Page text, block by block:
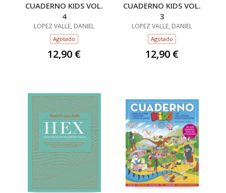
CUADERNO KIDS VOL.
4
LOPEZ VALLE, DANIEL
Agotado
12,90 €
CUADERNO KIDS VOL.
3
LOPEZ VALLE, DANIEL
Agotado
12,90 €